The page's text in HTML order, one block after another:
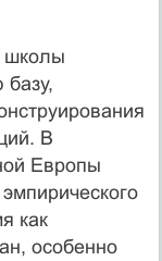
школы
базу,
В
Европы
как
особенно